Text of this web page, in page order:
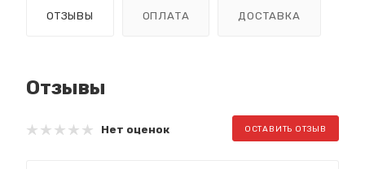
ОТЗЫВЫ ОПЛАТА ДОСТАВКА
Отзывы
Нет оценок ОСТАВИТЬ ОТЗЫВ